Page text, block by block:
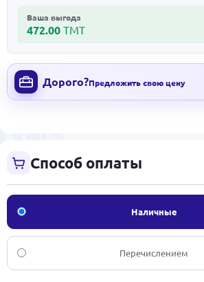
Ваша выгода
472.00 ТМТ
Дорого?Предложить свою цену
Способ оплаты
Наличные
Перечислением